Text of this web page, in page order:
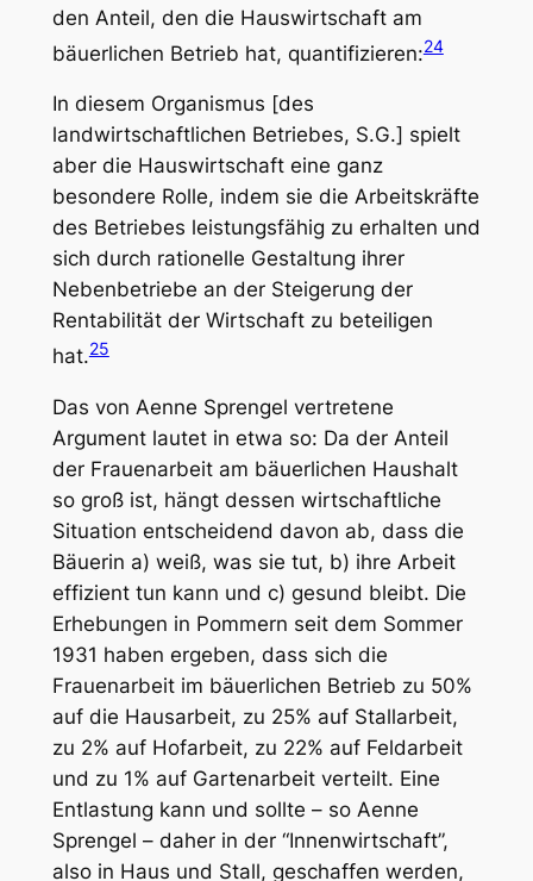
den Anteil, den die Hauswirtschaft am
bäuerlichen Betrieb hat, quantifizieren:24
In diesem Organismus [des
landwirtschaftlichen Betriebes, S.G.] spielt
aber die Hauswirtschaft eine ganz
besondere Rolle, indem sie die Arbeitskräfte
des Betriebes leistungsfähig zu erhalten und
sich durch rationelle Gestaltung ihrer
Nebenbetriebe an der Steigerung der
Rentabilität der Wirtschaft zu beteiligen
hat.25
Das von Aenne Sprengel vertretene
Argument lautet in etwa so: Da der Anteil
der Frauenarbeit am bäuerlichen Haushalt
so groß ist, hängt dessen wirtschaftliche
Situation entscheidend davon ab, dass die
Bäuerin a) weiß, was sie tut, b) ihre Arbeit
effizient tun kann und c) gesund bleibt. Die
Erhebungen in Pommern seit dem Sommer
1931 haben ergeben, dass sich die
Frauenarbeit im bäuerlichen Betrieb zu 50%
auf die Hausarbeit, zu 25% auf Stallarbeit,
zu 2% auf Hofarbeit, zu 22% auf Feldarbeit
und zu 1% auf Gartenarbeit verteilt. Eine
Entlastung kann und sollte – so Aenne
Sprengel – daher in der “Innenwirtschaft”,
also in Haus und Stall, geschaffen werden,